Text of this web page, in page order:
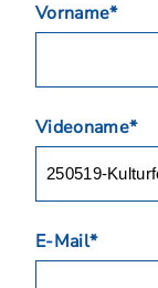
Vorname*
Videoname*
E-Mail*